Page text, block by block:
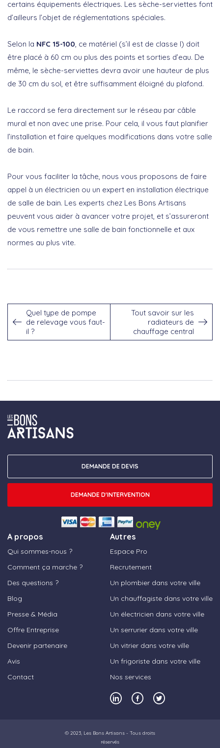
certains équipements électriques. Les sèche-serviettes font
d’ailleurs l’objet de réglementations spéciales.
Selon la NFC 15-100 , ce matériel (s’il est de classe I) doit
être placé à 60 cm ou plus des points et sorties d’eau. De
même, le sèche-serviettes devra avoir une hauteur de plus
de 30 cm du sol, et être suffisamment éloigné du plafond.
Le raccord se fera directement sur le réseau par câble
mural et non avec une prise. Pour cela, il vous faut planifier
l’installation et faire quelques modifications dans votre salle
de bain.
Pour vous faciliter la tâche, nous vous proposons de faire
appel à un électricien ou un expert en installation électrique
de salle de bain. Les experts chez Les Bons Artisans
peuvent vous aider à avancer votre projet, et s’assureront
de vous remettre une salle de bain fonctionnelle et aux
normes au plus vite.
Quel type de pompe
de relevage vous faut-
il ?
Tout savoir sur les
radiateurs de
chauffage central
A propos
Qui sommes-nous ?
Comment ça marche ?
Des questions ?
Blog
Presse & Média
Offre Entreprise
Devenir partenaire
Avis
Contact
Autres
Espace Pro
Recrutement
Un plombier dans votre ville
Un chauffagiste dans votre ville
Un électricien dans votre ville
Un serrurier dans votre ville
Un vitrier dans votre ville
Un frigoriste dans votre ville
Nos services
DEMANDE DE DEVIS
DEMANDE D'INTERVENTION
© 2023, Les Bons Artisans - Tous droits
réservés